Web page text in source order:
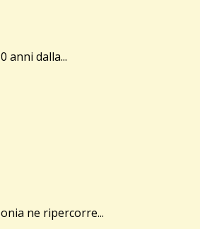
anni dalla...
ne ripercorre...